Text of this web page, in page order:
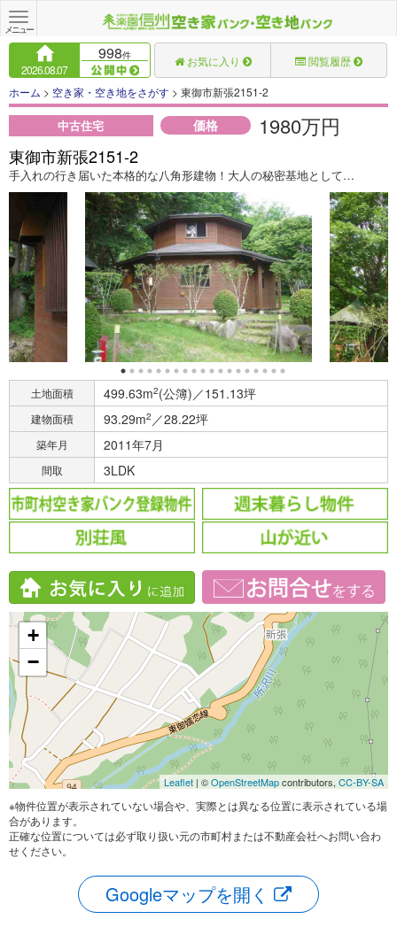
Toggle
navigation
メニュー
2026.08.07
998件 お気に入り 閲覧履歴
ホーム > 空き家・空き地をさがす > 東御市新張2151-2
中古住宅 価格 1980万円
東御市新張2151-2
手入れの行き届いた本格的な八角形建物！大人の秘密基地として…
土地面積 499.63m2(公簿)／151.13坪
建物面積 93.29m2 ／28.22坪
築年月 2011年7月
間取 3LDK
+
−
Leaflet | ©OpenStreetMapcontributors, CC-BY-SA
※物件位置が表示されていない場合や、実際とは異なる位置に表示されている場
合があります。
正確な位置については必ず取り扱い元の市町村または不動産会社へお問い合わ
せください。
Googleマップを開く